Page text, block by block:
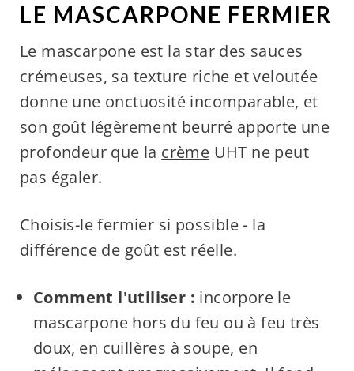
LE MASCARPONE FERMIER
Le mascarpone est la star des sauces
crémeuses, sa texture riche et veloutée
donne une onctuosité incomparable, et
son goût légèrement beurré apporte une
profondeur que la crème UHT ne peut
pas égaler.
Choisis-le fermier si possible - la
différence de goût est réelle.
Comment l'utiliser : incorpore le
mascarpone hors du feu ou à feu très
doux, en cuillères à soupe, en